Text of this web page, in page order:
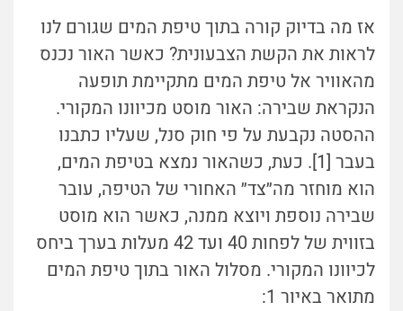
אז מה בדיוק קורה בתוך טיפת המים שגורם לנו
לראות את הקשת הצבעונית? כאשר האור נכנס
מהאוויר אל טיפת המים מתקיימת תופעה
הנקראת שבירה: האור מוסט מכיוונו המקורי.
ההסטה נקבעת על פי חוק סנל, שעליו כתבנו
בעבר [1]. כעת, כשהאור נמצא בטיפת המים,
הוא מוחזר מה״צד״ האחורי של הטיפה, עובר
שבירה נוספת ויוצא ממנה, כאשר הוא מוסט
בזווית של לפחות 40 ועד 42 מעלות בערך ביחס
לכיוונו המקורי. מסלול האור בתוך טיפת המים
מתואר באיור 1: